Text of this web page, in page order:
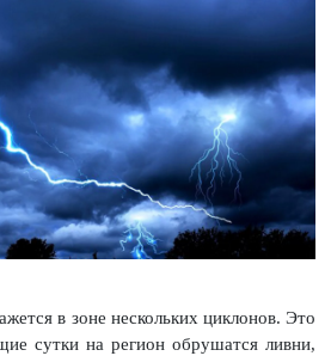
в зоне нескольких циклонов. Это
сутки на регион обрушатся ливни,